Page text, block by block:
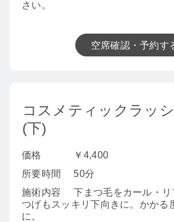
さい。
空席確認・予約す
コスメティックラッ
(下)
価格
￥4,400
所要時間
50分
施術内容
下まつ毛をカール・リ
つげもスッキリ下向きに。かかる
に。